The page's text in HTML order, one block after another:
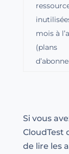
mois à
(plans
Si vous
CloudTest
de lire les